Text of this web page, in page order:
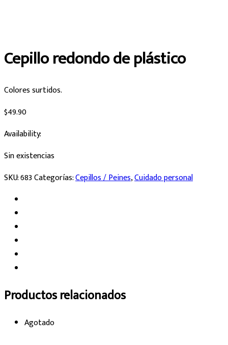
Cepillo redondo de plástico
Colores surtidos.
$49.90
Availability:
Sin existencias
SKU:683Categorías:Cepillos / Peines,Cuidado personal
Productos relacionados
Agotado